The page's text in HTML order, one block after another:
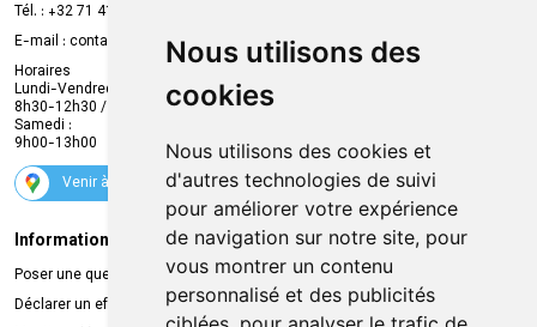
Nous utilisons des
cookies
Nous utilisons des cookies et
d'autres technologies de suivi
pour améliorer votre expérience
de navigation sur notre site, pour
vous montrer un contenu
personnalisé et des publicités
Tél. : +32 71 41 32 10
E-mail : contact
mvapharma.be
Horaires
Lundi-Vendredi :
8h30-12h30 / 13h30-18h30
Samedi :
9h00-13h00
Venir à la pharmacie
Compte professionnel
Envoi d’ordonnance
Suivez-nous
Informations légales
Poser une question
Déclarer un effet indésirable
Livraison
Retrait à la pharmacie
Livraison chez vous